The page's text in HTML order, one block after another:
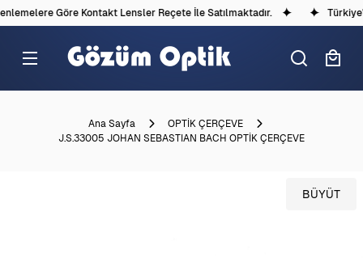
Göre Kontakt Lensler Reçete İle Satılmaktadır.
Ana Sayfa
OPTİK ÇERÇEVE
J.S.33005 JOHAN SEBASTIAN BACH OPTİK ÇERÇEVE
BÜYÜT